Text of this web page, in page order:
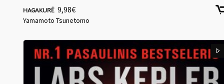
HAGAKURĖ 9,98€
Yamamoto Tsunetomo